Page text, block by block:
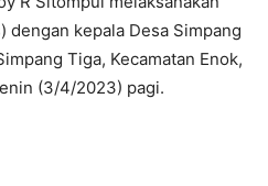
dengan kepala Desa Simpang
Tiga, Kecamatan Enok,
(3/4/2023) pagi.